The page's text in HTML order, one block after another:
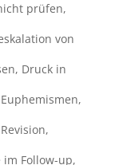
prüfen,
von
, Druck in
Euphemismen,
,
Follow-up,